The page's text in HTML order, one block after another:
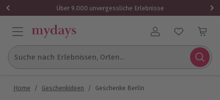
Über 9.000 unvergessliche Erlebnisse
Benutzerkonto
Suche nach Erlebnissen, Orten...
Home / Geschenkideen / Geschenke Berlin